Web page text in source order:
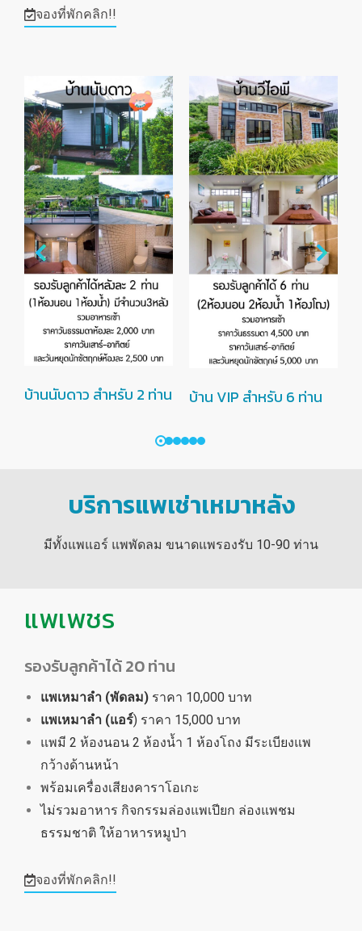
จองที่พักคลิก!!
บ้านนับดาว สำหรับ 2 ท่าน บ้าน VIP สำหรับ 6 ท่าน
บริการแพเช่าเหมาหลัง
มีทั้งแพแอร์ แพพัดลม ขนาดแพรองรับ 10-90 ท่าน
แพเพชร
รองรับลูกค้าได้ 20 ท่าน
แพเหมาลำ (พัดลม) ราคา 10,000 บาท
แพเหมาลำ (แอร์) ราคา 15,000 บาท
แพมี 2 ห้องนอน 2 ห้องน้ำ 1 ห้องโถง มีระเบียงแพ
กว้างด้านหน้า
พร้อมเครื่องเสียงคาราโอเกะ
ไม่รวมอาหาร กิจกรรมล่องแพเปียก ล่องแพชม
ธรรมชาติ ให้อาหารหมูป่า
จองที่พักคลิก!!